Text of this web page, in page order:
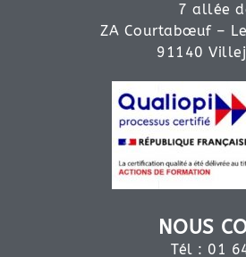
7 allée
ZA Courtabœuf –
91140
NOUS
Tél : 01